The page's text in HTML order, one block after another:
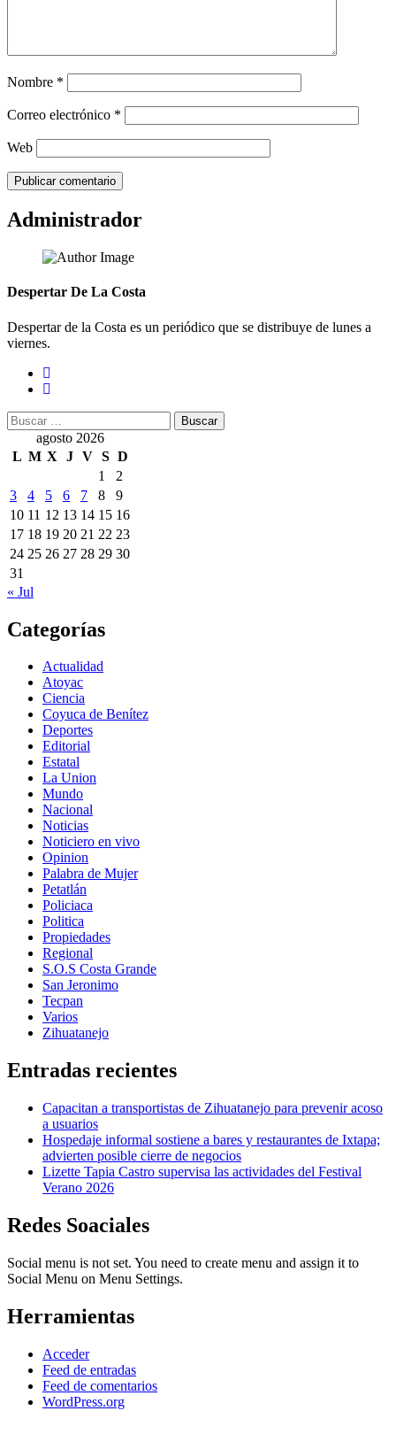
Nombre *
Correo electrónico *
Web
Administrador
Despertar De La Costa
Despertar de la Costa es un periódico que se distribuye de lunes a
viernes.
Buscar:
agosto 2026
L M X J V S D
1
2
3
4 5 6 7 8
9
10 11 12 13 14 15 16
17 18 19 20 21 22 23
24 25 26 27 28 29 30
31
« Jul
Categorías
Actualidad
Atoyac
Ciencia
Coyuca de Benítez
Deportes
Editorial
Estatal
La Union
Mundo
Nacional
Noticias
Noticiero en vivo
Opinion
Palabra de Mujer
Petatlán
Policiaca
Politica
Propiedades
Regional
S.O.S Costa Grande
San Jeronimo
Tecpan
Varios
Zihuatanejo
Entradas recientes
Capacitan a transportistas de Zihuatanejo para prevenir acoso
a usuarios
Hospedaje informal sostiene a bares y restaurantes de Ixtapa;
advierten posible cierre de negocios
Lizette Tapia Castro supervisa las actividades del Festival
Verano 2026
Redes Soaciales
Social menu is not set. You need to create menu and assign it to
Social Menu on Menu Settings.
Herramientas
Acceder
Feed de entradas
Feed de comentarios
WordPress.org